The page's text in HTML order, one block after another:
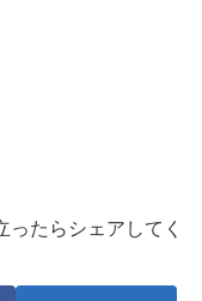
たらシェアしてく